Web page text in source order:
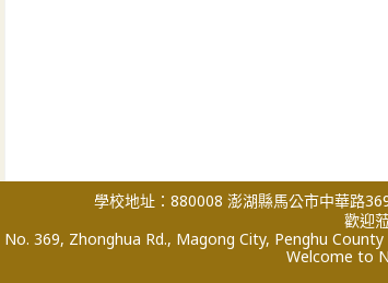
學校地址：880008 澎湖縣馬公市中華路
歡迎
No. 369, Zhonghua Rd., Magong City, Penghu County
Welcome to